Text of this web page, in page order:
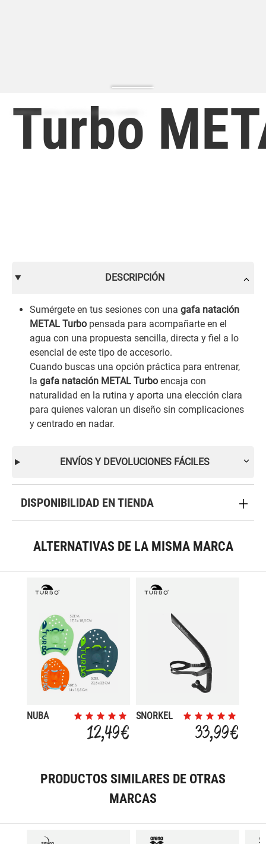
Turbo
DESCRIPCIÓN
Sumérgete en tus sesiones con una gafa natación
METAL Turbo pensada para acompañarte en el
agua con una propuesta sencilla, directa y fiel a lo
esencial de este tipo de accesorio.
Cuando buscas una opción práctica para entrenar,
la gafa natación METAL Turbo encaja con
naturalidad en la rutina y aporta una elección clara
para quienes valoran un diseño sin complicaciones
y centrado en nadar.
ENVÍOS Y DEVOLUCIONES FÁCILES
DISPONIBILIDAD EN TIENDA
ALTERNATIVAS DE LA MISMA MARCA
NUBA
12,49 €
SNORKEL
33,99 €
PRODUCTOS SIMILARES DE OTRAS
MARCAS